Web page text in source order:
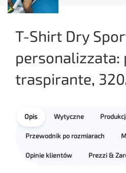
T-Shirt Dry
personalizzata:
traspirante,
Opis Wytyczne
Przewodnik po rozmiarach
Opinie klientów Prezzi &